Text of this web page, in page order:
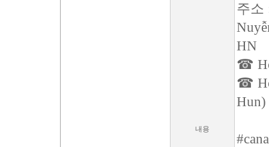
내용
주소
HN
☎
☎
Hun)